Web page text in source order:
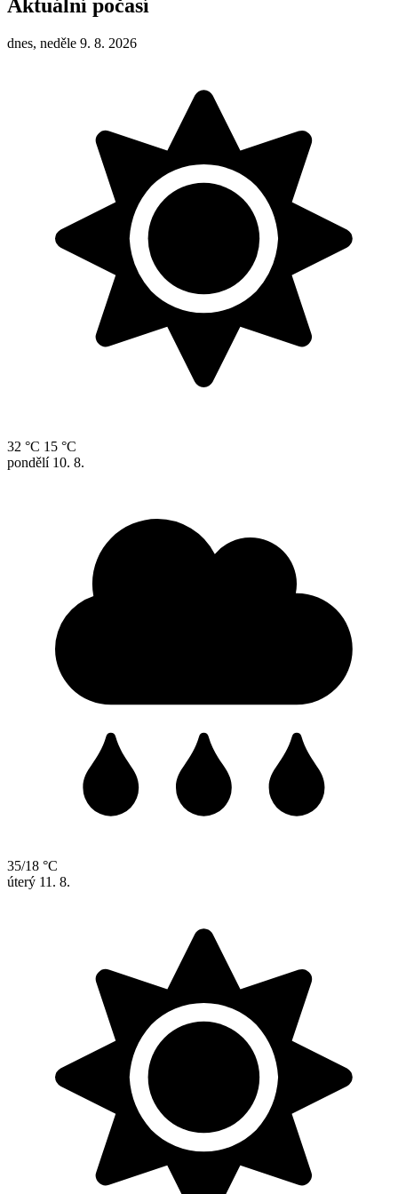
Aktuální počasí
dnes, neděle 9. 8. 2026
32 °C 15 °C
pondělí 10. 8.
35/18 °C
úterý 11. 8.